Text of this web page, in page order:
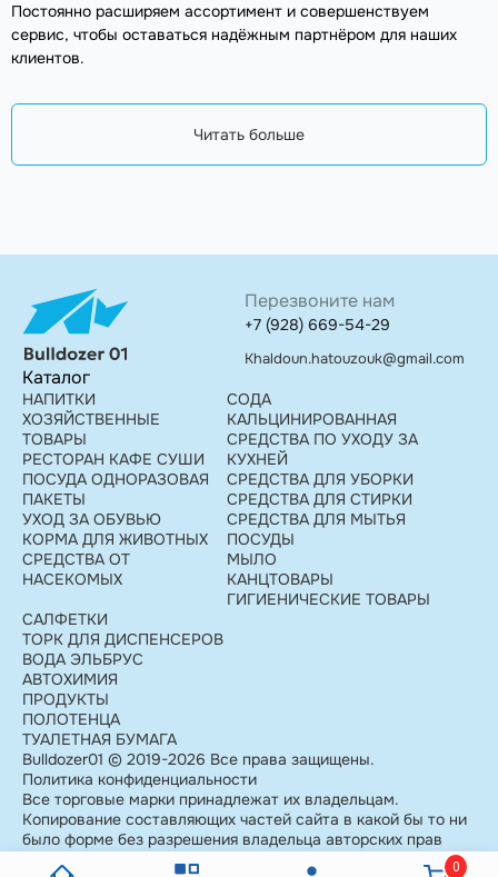
Постоянно расширяем ассортимент и совершенствуем
сервис, чтобы оставаться надёжным партнёром для наших
клиентов.
Читать больше
Каталог
НАПИТКИ
ХОЗЯЙСТВЕННЫЕ
ТОВАРЫ
РЕСТОРАН КАФЕ СУШИ
ПОСУДА ОДНОРАЗОВАЯ
ПАКЕТЫ
УХОД ЗА ОБУВЬЮ
КОРМА ДЛЯ ЖИВОТНЫХ
СРЕДСТВА ОТ
НАСЕКОМЫХ
СОДА
КАЛЬЦИНИРОВАННАЯ
СРЕДСТВА ПО УХОДУ ЗА
КУХНЕЙ
СРЕДСТВА ДЛЯ УБОРКИ
СРЕДСТВА ДЛЯ СТИРКИ
СРЕДСТВА ДЛЯ МЫТЬЯ
ПОСУДЫ
МЫЛО
КАНЦТОВАРЫ
ГИГИЕНИЧЕСКИЕ ТОВАРЫ
САЛФЕТКИ
ТОРК ДЛЯ ДИСПЕНСЕРОВ
ВОДА ЭЛЬБРУС
АВТОХИМИЯ
ПРОДУКТЫ
ПОЛОТЕНЦА
ТУАЛЕТНАЯ БУМАГА
Перезвоните нам
+7 (928) 669-54-29
Khaldoun.hatouzouk@gmail.com
Bulldozer01 © 2019-2026 Все права защищены.
Политика конфиденциальности
Все торговые марки принадлежат их владельцам.
Копирование составляющих частей сайта в какой бы то ни
было форме без разрешения владельца авторских прав
0